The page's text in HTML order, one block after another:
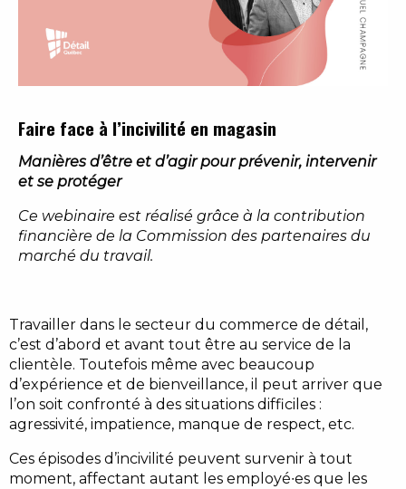
Faire face à l’incivilité en magasin
Manières d’être et d’agir pour prévenir, intervenir
et se protéger
Ce webinaire est réalisé grâce à la contribution
financière de la Commission des partenaires du
marché du travail.
Travailler dans le secteur du commerce de détail,
c’est d’abord et avant tout être au service de la
clientèle. Toutefois même avec beaucoup
d’expérience et de bienveillance, il peut arriver que
l’on soit confronté à des situations difficiles :
agressivité, impatience, manque de respect, etc.
Ces épisodes d’incivilité peuvent survenir à tout
moment, affectant autant les employé∙es que les